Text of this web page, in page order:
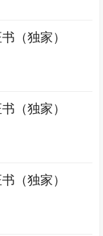
（独家）
（独家）
（独家）